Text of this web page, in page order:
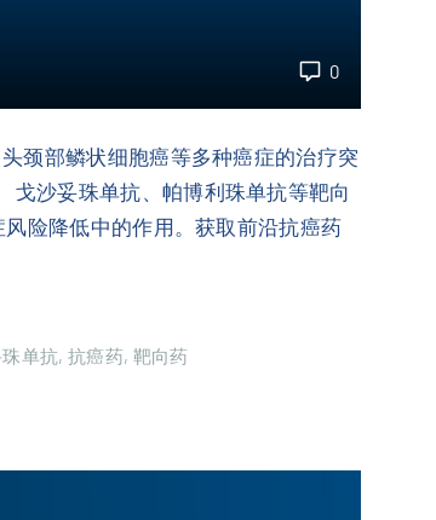
0
颈部鳞状细胞癌等多种癌症的治疗突
戈沙妥珠单抗、帕博利珠单抗等靶向
险降低中的作用。获取前沿抗癌药
单抗 抗癌药 靶向药